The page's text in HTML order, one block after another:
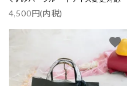
4,500円(内税)
favorite